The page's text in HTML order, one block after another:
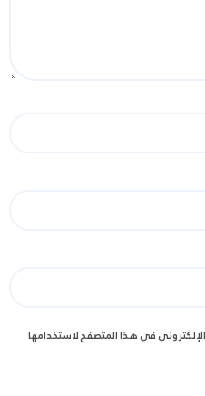
في هذا المتصفح لاستخدامها